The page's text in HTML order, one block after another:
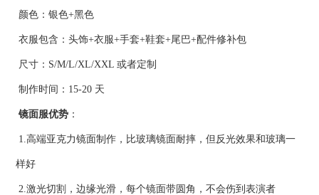
颜色：银色+黑色
衣服包含：头饰+衣服+手套+鞋套+尾巴+配件修补包
尺寸：S/M/L/XL/XXL 或者定制
制作时间：15-20 天
镜面服优势：
1.高端亚克力镜面制作，比玻璃镜面耐摔，但反光效果和玻璃一
样好
2.激光切割，边缘光滑，每个镜面带圆角，不会伤到表演者